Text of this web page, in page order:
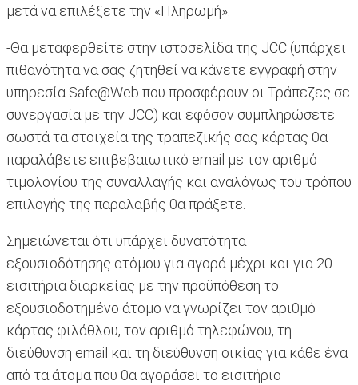
μετά να επιλέξετε την «Πληρωμή».
-Θα μεταφερθείτε στην ιστοσελίδα της JCC (υπάρχει
πιθανότητα να σας ζητηθεί να κάνετε εγγραφή στην
υπηρεσία Safe@Web που προσφέρουν οι Τράπεζες σε
συνεργασία με την JCC) και εφόσον συμπληρώσετε
σωστά τα στοιχεία της τραπεζικής σας κάρτας θα
παραλάβετε επιβεβαιωτικό email με τον αριθμό
τιμολογίου της συναλλαγής και αναλόγως του τρόπου
επιλογής της παραλαβής θα πράξετε.
Σημειώνεται ότι υπάρχει δυνατότητα
εξουσιοδότησης ατόμου για αγορά μέχρι και για 20
εισιτήρια διαρκείας με την προϋπόθεση το
εξουσιοδοτημένο άτομο να γνωρίζει τον αριθμό
κάρτας φιλάθλου, τον αριθμό τηλεφώνου, τη
διεύθυνση email και τη διεύθυνση οικίας για κάθε ένα
από τα άτομα που θα αγοράσει το εισιτήριο